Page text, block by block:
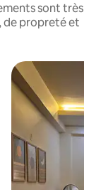
sont très
de propreté et